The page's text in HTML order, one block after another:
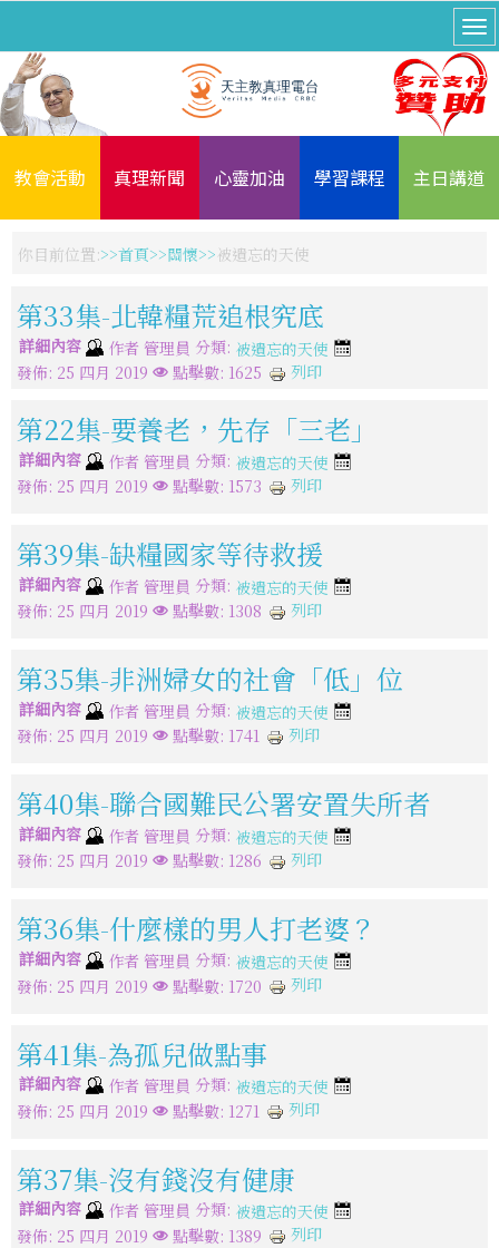
教會活動 真理新聞 心靈加油 學習課程 主日講道
你目前位置: 首頁 關懷 被遺忘的天使
第33集-北韓糧荒追根究底
詳細內容 作者 管理員 分類: 被遺忘的天使
發佈: 25 四月 2019
點擊數: 1625 列印
第22集-要養老，先存「三老」
詳細內容 作者 管理員 分類: 被遺忘的天使
發佈: 25 四月 2019
點擊數: 1573 列印
第39集-缺糧國家等待救援
詳細內容 作者 管理員 分類: 被遺忘的天使
發佈: 25 四月 2019
點擊數: 1308 列印
第35集-非洲婦女的社會「低」位
詳細內容 作者 管理員 分類: 被遺忘的天使
發佈: 25 四月 2019
點擊數: 1741 列印
第40集-聯合國難民公署安置失所者
詳細內容 作者 管理員 分類: 被遺忘的天使
發佈: 25 四月 2019
點擊數: 1286 列印
第36集-什麼樣的男人打老婆？
詳細內容 作者 管理員 分類: 被遺忘的天使
發佈: 25 四月 2019
點擊數: 1720 列印
第41集-為孤兒做點事
詳細內容 作者 管理員 分類: 被遺忘的天使
發佈: 25 四月 2019
點擊數: 1271 列印
第37集-沒有錢沒有健康
詳細內容 作者 管理員 分類: 被遺忘的天使
發佈: 25 四月 2019
點擊數: 1389 列印